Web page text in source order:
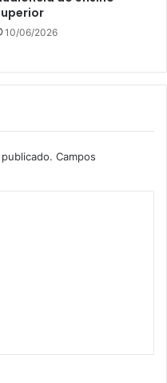
10/06/2026
Campos